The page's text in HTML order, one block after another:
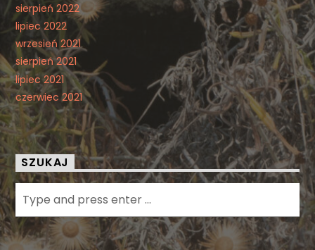
sierpień 2022
lipiec 2022
wrzesień 2021
sierpień 2021
lipiec 2021
czerwiec 2021
SZUKAJ